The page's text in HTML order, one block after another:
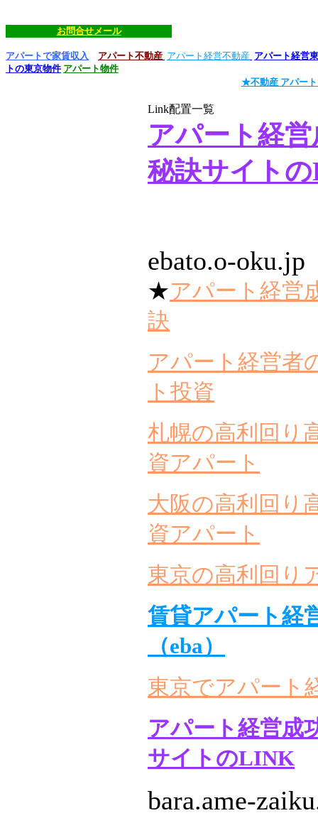
お問合せメール
アパートで家賃収入 アパート不動産 アパート経営不動産 アパート経営
トの東京物件 アパート物件
★不動産 アパート
Link配置一覧
アパート経
秘訣サイト
ebato.o-oku.jp
★アパート経営
訣
アパート経営者
ト投資
札幌の高利回り
資アパート
大阪の高利回り
資アパート
東京の高利回り
賃貸アパート経
（eba）
東京でアパート
アパート経営成
サイトのLINK
bara.ame-